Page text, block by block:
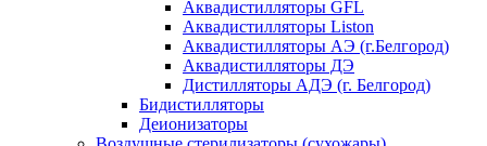
Аквадистилляторы GFL
Аквадистилляторы Liston
Аквадистилляторы АЭ (г.Белгород)
Аквадистилляторы ДЭ
Дистилляторы АДЭ (г. Белгород)
Бидистилляторы
Деионизаторы